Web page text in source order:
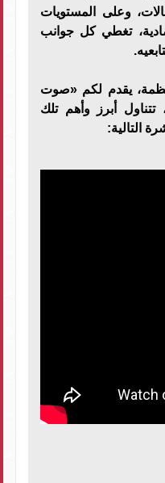
وعلى المستويات
تغطي كل جوانب
يقدم لكم «صوت
تتناول أبرز وأهم تلك
التالية: